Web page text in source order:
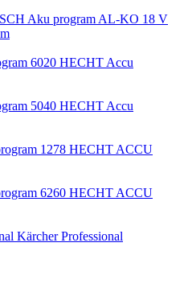
AL-KO 18 V
HECHT Accu
HECHT Accu
HECHT ACCU
HECHT ACCU
Kärcher Professional